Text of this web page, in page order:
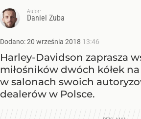
Autor:
Daniel Zuba
Dodano:20 września 2018 13:46
Harley-Davidson zaprasza
miłośników dwóch kółek
w salonach swoich
dealerów w Polsce.